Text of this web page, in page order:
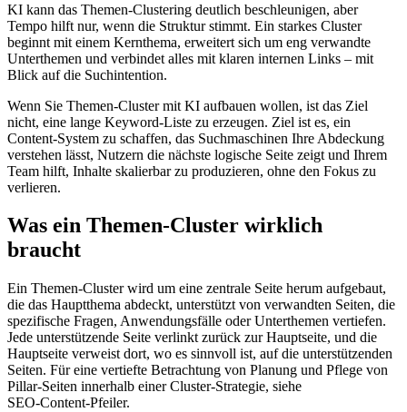
KI kann das Themen-Clustering deutlich beschleunigen, aber
Tempo hilft nur, wenn die Struktur stimmt. Ein starkes Cluster
beginnt mit einem Kernthema, erweitert sich um eng verwandte
Unterthemen und verbindet alles mit klaren internen Links – mit
Blick auf die Suchintention.
Wenn Sie Themen-Cluster mit KI aufbauen wollen, ist das Ziel
nicht, eine lange Keyword-Liste zu erzeugen. Ziel ist es, ein
Content‑System zu schaffen, das Suchmaschinen Ihre Abdeckung
verstehen lässt, Nutzern die nächste logische Seite zeigt und Ihrem
Team hilft, Inhalte skalierbar zu produzieren, ohne den Fokus zu
verlieren.
Was ein Themen-Cluster wirklich
braucht
Ein Themen-Cluster wird um eine zentrale Seite herum aufgebaut,
die das Hauptthema abdeckt, unterstützt von verwandten Seiten, die
spezifische Fragen, Anwendungsfälle oder Unterthemen vertiefen.
Jede unterstützende Seite verlinkt zurück zur Hauptseite, und die
Hauptseite verweist dort, wo es sinnvoll ist, auf die unterstützenden
Seiten. Für eine vertiefte Betrachtung von Planung und Pflege von
Pillar‑Seiten innerhalb einer Cluster‑Strategie, siehe
SEO‑Content‑Pfeiler.